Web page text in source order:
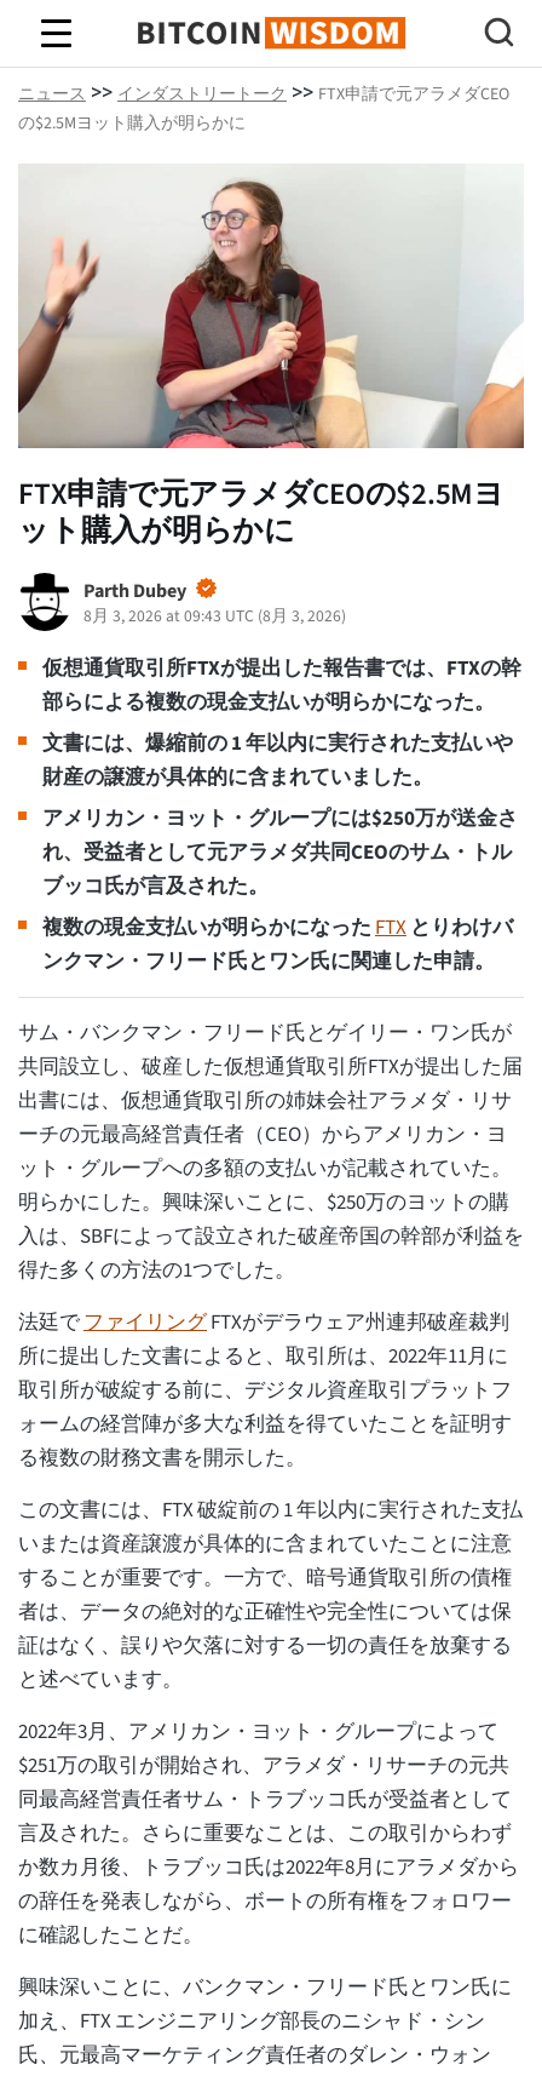
ビットコインの知恵
ニュース >> インダストリートーク >> FTX申請で元アラメダCEO
の$2.5Mヨット購入が明らかに
FTX申請で元アラメダCEOの$2.5Mヨ
ット購入が明らかに
Parth Dubey
8月 3, 2026 at 09:43 UTC (8月 3, 2026)
仮想通貨取引所FTXが提出した報告書では、FTXの幹
部らによる複数の現金支払いが明らかになった。
文書には、爆縮前の 1 年以内に実行された支払いや
財産の譲渡が具体的に含まれていました。
アメリカン・ヨット・グループには$250万が送金さ
れ、受益者として元アラメダ共同CEOのサム・トル
ブッコ氏が言及された。
複数の現金支払いが明らかになったFTX とりわけバ
ンクマン・フリード氏とワン氏に関連した申請。
サム・バンクマン・フリード氏とゲイリー・ワン氏が
共同設立し、破産した仮想通貨取引所FTXが提出した届
出書には、仮想通貨取引所の姉妹会社アラメダ・リサ
ーチの元最高経営責任者（CEO）からアメリカン・ヨ
ット・グループへの多額の支払いが記載されていた。
明らかにした。興味深いことに、$250万のヨットの購
入は、SBFによって設立された破産帝国の幹部が利益を
得た多くの方法の1つでした。
法廷でファイリングFTXがデラウェア州連邦破産裁判
所に提出した文書によると、取引所は、2022年11月に
取引所が破綻する前に、デジタル資産取引プラットフ
ォームの経営陣が多大な利益を得ていたことを証明す
る複数の財務文書を開示した。
この文書には、FTX 破綻前の 1 年以内に実行された支払
いまたは資産譲渡が具体的に含まれていたことに注意
することが重要です。一方で、暗号通貨取引所の債権
者は、データの絶対的な正確性や完全性については保
証はなく、誤りや欠落に対する一切の責任を放棄する
と述べています。
2022年3月、アメリカン・ヨット・グループによって
$251万の取引が開始され、アラメダ・リサーチの元共
同最高経営責任者サム・トラブッコ氏が受益者として
言及された。さらに重要なことは、この取引からわず
か数カ月後、トラブッコ氏は2022年8月にアラメダから
の辞任を発表しながら、ボートの所有権をフォロワー
に確認したことだ。
興味深いことに、バンクマン・フリード氏とワン氏に
加え、FTX エンジニアリング部長のニシャド・シン
氏、元最高マーケティング責任者のダレン・ウォン